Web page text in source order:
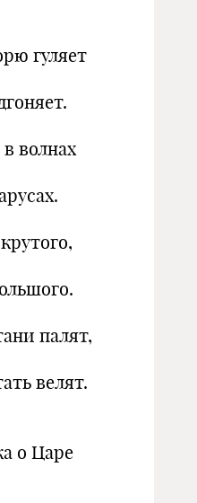
гуляет
волнах
палят,
велят.
о Царе